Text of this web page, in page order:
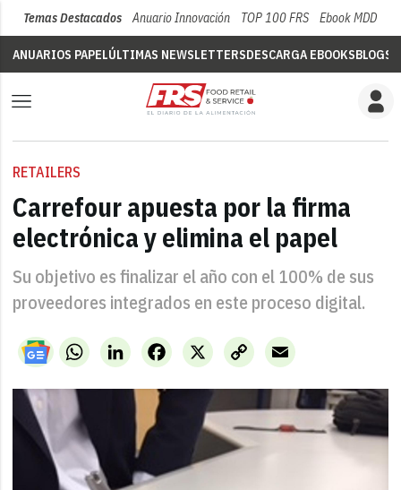
Temas Destacados Anuario Innovación TOP 100 FRS Ebook MDD
ANUARIOS PAPELÚLTIMAS NEWSLETTERSDESCARGA EBOOKSBLOGS
RETAILERS
Carrefour apuesta por la firma
electrónica y elimina el papel
Su objetivo es finalizar el año con el 100% de sus
proveedores integrados en este proceso digital.
WhatsAppLinkedIn X
Facebook
Copy
Link
Email